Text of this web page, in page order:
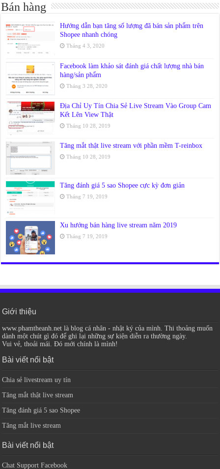
Bán hàng
Hướng dẫn bạn tăng số lượng đã bán sản phẩm trên
Shopee nhanh chóng
Tháng 4 3, 2020
Facebook làm khảo sát đánh giá chất lượng nhà bán
hàng/sản phẩm
Tháng 3 28, 2020
Địa Chỉ Uy Tín Chia Sẻ Live Stream Vào Group Cam
Kết Lên View Thật
Tháng 10 28, 2019
Tăng mắt thật live stream với phần mềm T-reinbox
Tháng 10 28, 2019
Tăng đánh giá 5 sao Shopee cực kỳ đơn giản
Tháng 7 19, 2019
Xu hướng bán hàng live stream năm 2019
Tháng 7 19, 2019
Giới thiệu
www.phamtheanh.net là blog cá nhân - nhật ký của mình. Thi thoảng muốn
dành một chút gì đó để ghi lại những sự kiện diễn ra thường ngày.
Vui vẻ, thoải mái. Đó mới chính là mình!
Bài viết nổi bật
Chia sẻ livestream uy tín
Tăng mắt thật live stream
Tăng đánh giá 5 sao Shopee
Tăng mắt live stream
Bài viết nổi bật
Chat Support Facebook